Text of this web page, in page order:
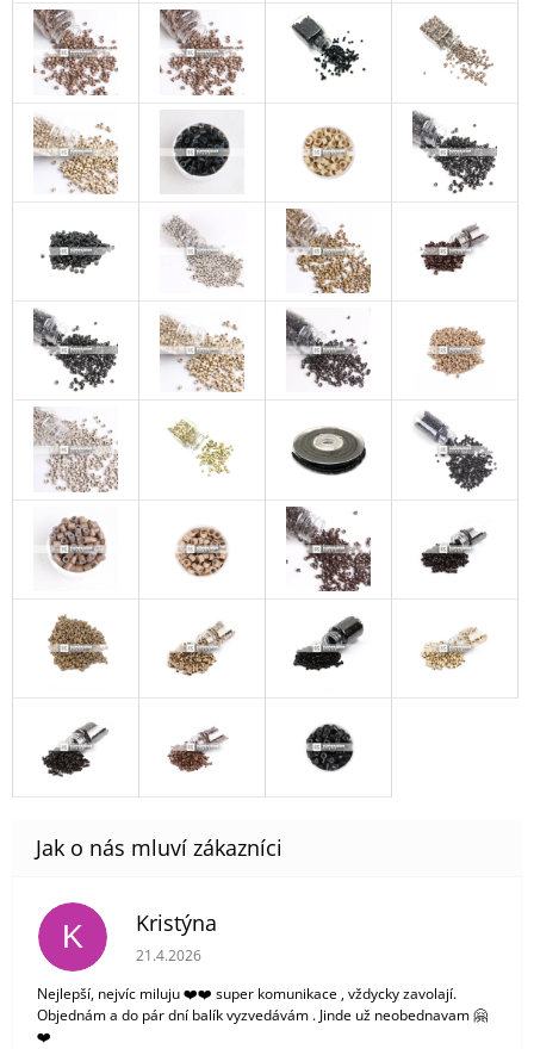
K Kristýna
Hodnocení obchodu je 5 z 5 hvězdiček.
21.4.2026
Nejlepší, nejvíc miluju ❤️❤️ super komunikace , vždycky zavolají.
Objednám a do pár dní balík vyzvedávám . Jinde už neobednavam 🤗
❤️